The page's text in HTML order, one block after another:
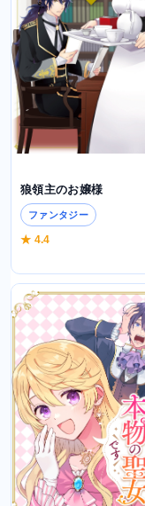
狼領主のお嬢様
ファンタジー
★ 4.4